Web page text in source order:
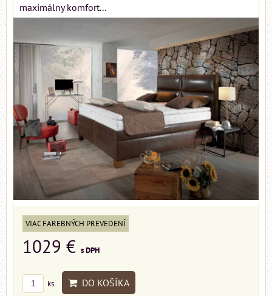
maximálny komfort...
VIAC FAREBNÝCH PREVEDENÍ
1029 € s DPH
ks DO KOŠÍKA